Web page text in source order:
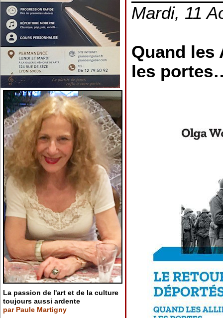
La passion de l'art et de la culture
toujours aussi ardente
par Paule Martigny
Mardi, 11
Quand les
les